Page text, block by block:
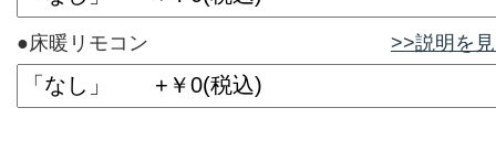
●床暖リモコン >>説明を